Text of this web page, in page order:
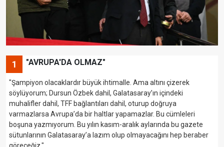
1 "AVRUPA'DA OLMAZ"
"Şampiyon olacaklardır büyük ihtimalle. Ama altını çizerek
söylüyorum; Dursun Özbek dahil, Galatasaray’ın içindeki
muhalifler dahil, TFF bağlantıları dahil, oturup doğruya
varmazlarsa Avrupa’da bir haltlar yapamazlar. Bu cümleleri
boşuna yazmıyorum. Bu yılın kasım-aralık aylarında bu gazete
sütunlarının Galatasaray’a lazım olup olmayacağını hep beraber